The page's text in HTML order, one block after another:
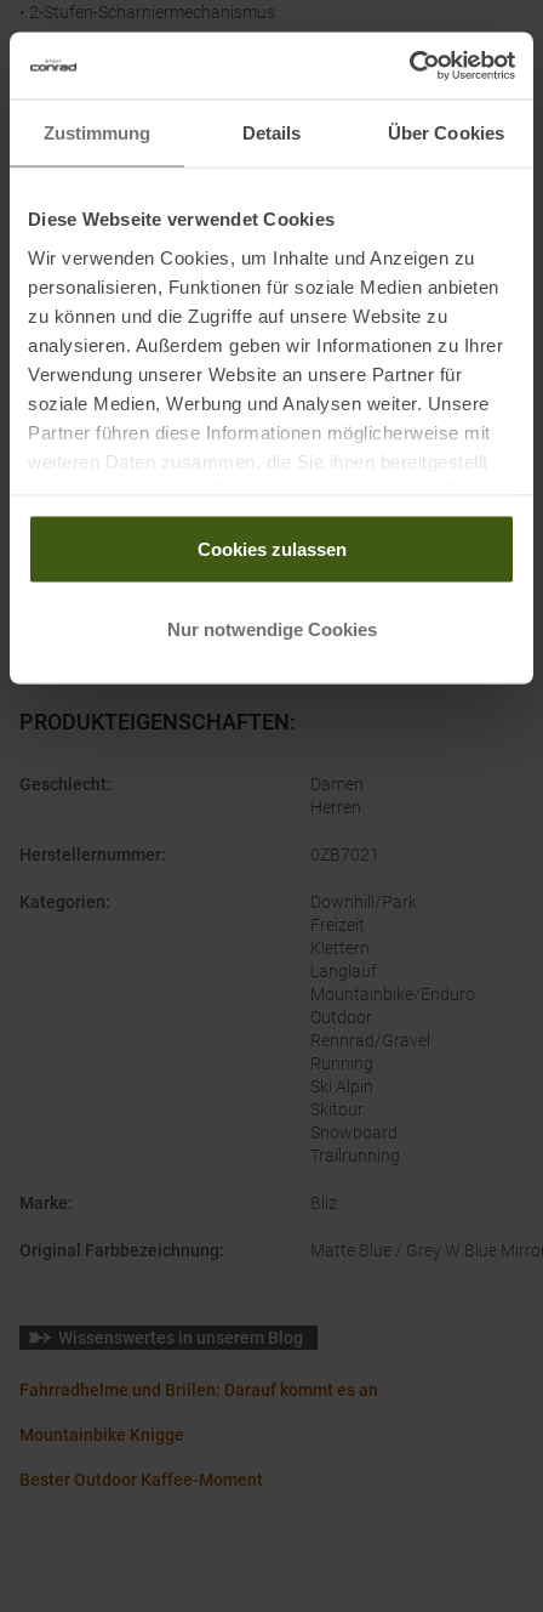
Zustimmung Details Über Cookies
Diese Webseite verwendet Cookies
Wir verwenden Cookies, um Inhalte und Anzeigen zu
personalisieren, Funktionen für soziale Medien anbieten
zu können und die Zugriffe auf unsere Website zu
analysieren. Außerdem geben wir Informationen zu Ihrer
Verwendung unserer Website an unsere Partner für
soziale Medien, Werbung und Analysen weiter. Unsere
Partner führen diese Informationen möglicherweise mit
weiteren Daten zusammen, die Sie ihnen bereitgestellt
gesammelt haben.
Cookies zulassen
Nur notwendige Cookies
• 2-Stufen-Scharniermechanismus
• Hydro-Lens-Technologie
• RX-Adapter-fähig
• Verstellbare Nasenpads
• Gewicht: 32 Gramm
• Weiche Schutztasche
• Zubehörgläser erhältlich
Informationen zu EU Verordnung GPSR
Name des Herstellers:Luxottica Germany GmbH
Postanschrift des Herstellers: Werner-von-Siemens-Ring 14,
Elektronische Adresse des
supportgermany@oakley.com
PRODUKTEIGENSCHAFTEN:
Geschlecht:
Damen
Herren
Herstellernummer: 0ZB7021
Kategorien:
Downhill/Park
Freizeit
Klettern
Langlauf
Mountainbike/Enduro
Outdoor
Rennrad/Gravel
Running
Ski Alpin
Skitour
Snowboard
Trailrunning
Marke: Bliz
Original Farbbezeichnung: Matte Blue / Grey W Blue
Wissenswertes in unserem Blog
Fahrradhelme und Brillen: Darauf kommt es an
Mountainbike Knigge
Bester Outdoor Kaffee-Moment